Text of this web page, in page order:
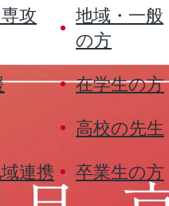
攻
連携
地域・一般
の方
在学生の方
高校の先生
卒業生の方